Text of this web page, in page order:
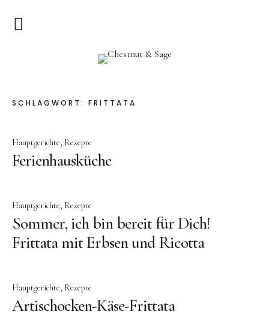
Chestnut & SageHome
Salat
Suppen
Eis
SCHLAGWORT: FRITTATA
Hauptgerichte Rezepte
Ferienhausküche
Hauptgerichte Rezepte
Sommer, ich bin bereit für Dich!
Frittata mit Erbsen und Ricotta
Hauptgerichte Rezepte
Artischocken-Käse-Frittata